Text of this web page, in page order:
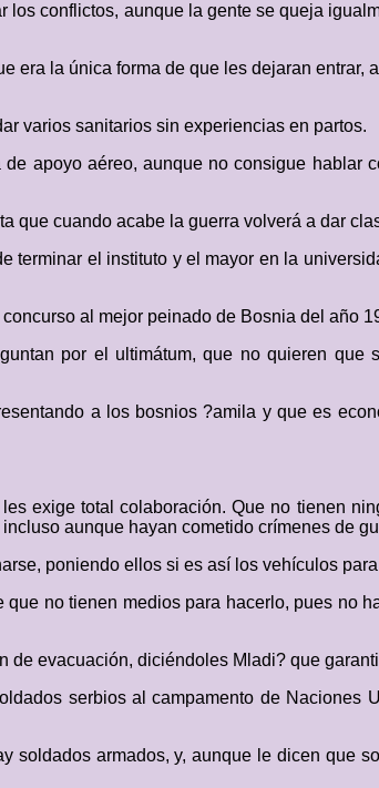
conflictos, aunque la gente se queja
era la única forma de que les dejaran
varios sanitarios sin experiencias en partos.
apoyo aéreo, aunque no consigue hablar
que cuando acabe la guerra volverá a dar
el instituto y el mayor en la
al mejor peinado de Bosnia del año
por el ultimátum, que no quieren
a los bosnios ?amila y que es
exige total colaboración. Que no tienen
aunque hayan cometido crímenes de
poniendo ellos si es así los vehículos
no tienen medios para hacerlo, pues no
evacuación, diciéndoles Mladi? que
serbios al campamento de Naciones
soldados armados, y, aunque le dicen que